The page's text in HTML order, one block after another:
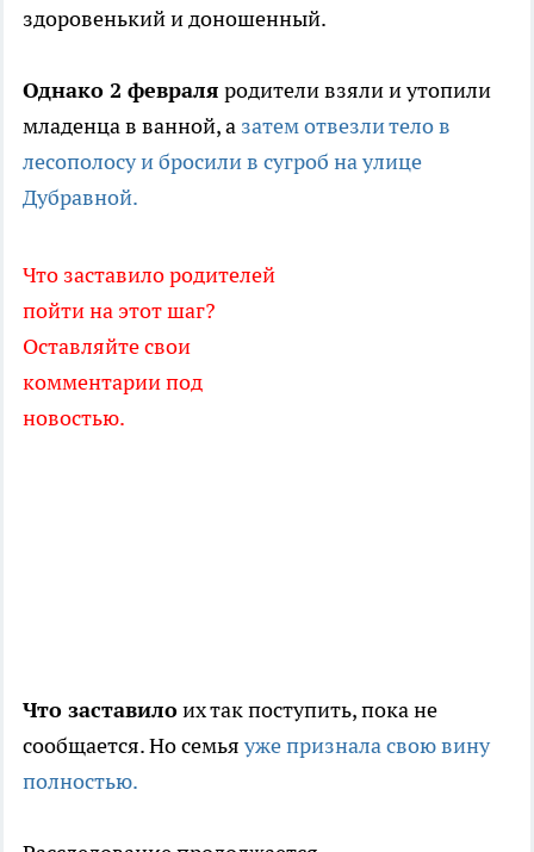
здоровенький и доношенный.
Однако 2 февраля родители взяли и утопили
младенца в ванной, а затем отвезли тело в
лесополосу и бросили в сугроб на улице
Дубравной.
Что заставило родителей
пойти на этот шаг?
Оставляйте свои
комментарии под
новостью.
Что заставилоих так поступить, пока не
сообщается. Но семья уже признала свою вину
полностью.